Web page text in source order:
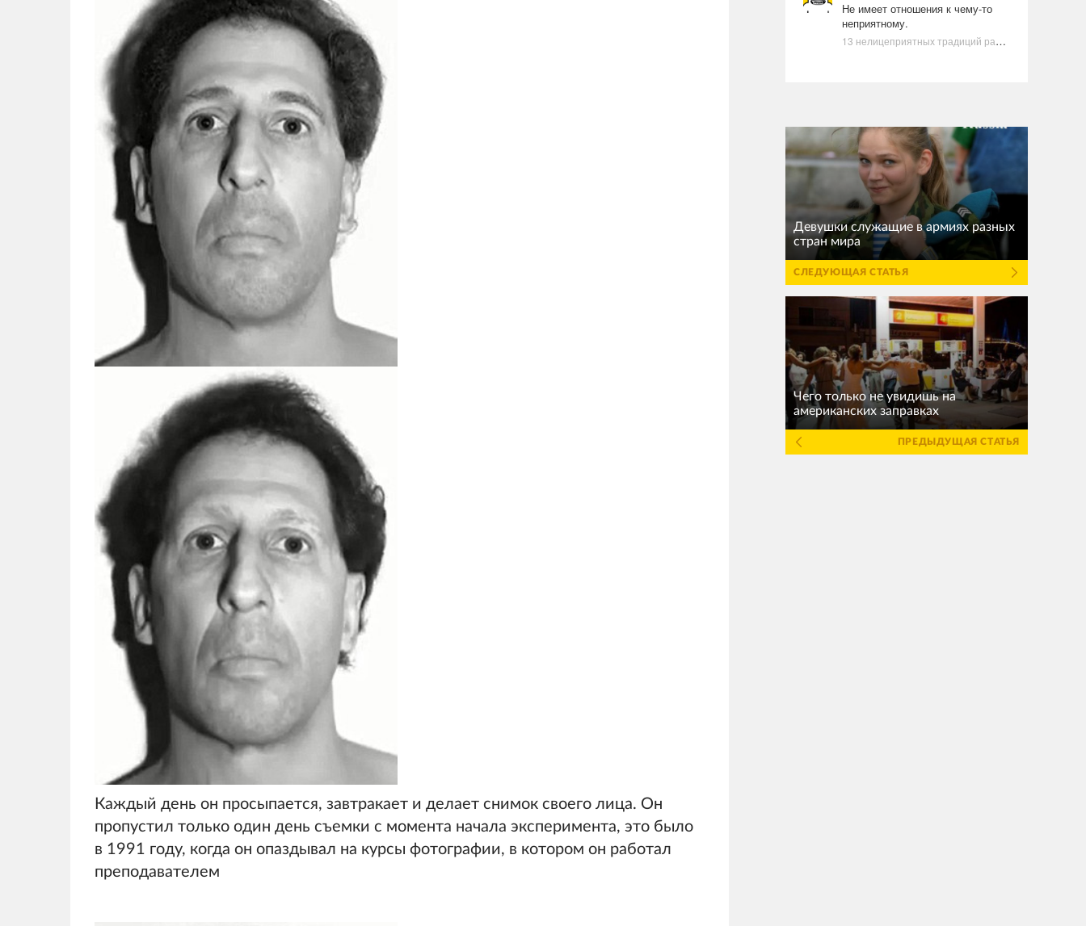
Каждый день он просыпается, завтракает и делает снимок своего лица. Он
пропустил только один день съемки с момента начала эксперимента, это было
в 1991 году, когда он опаздывал на курсы фотографии, в котором он работал
преподавателем
Не имеет отношения к чему-то
неприятному.
13 нелицеприятных традиций разных стран, которые могут шокировать неподготовленного человека
Девушки служащие в армиях разных
стран мира
СЛЕДУЮЩАЯ СТАТЬЯ
Чего только не увидишь на
американских заправках
ПРЕДЫДУЩАЯ СТАТЬЯ